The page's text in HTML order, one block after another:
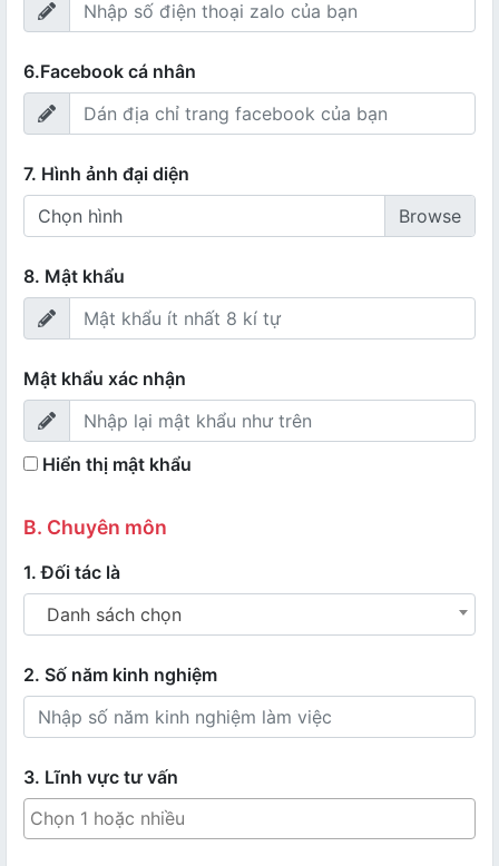
6.Facebook cá nhân
7. Hình ảnh đại diện
Chọn hình
8. Mật khẩu
Mật khẩu xác nhận
Hiển thị mật khẩu
B. Chuyên môn
1. Đối tác là
Danh sách chọn
2. Số năm kinh nghiệm
3. Lĩnh vực tư vấn